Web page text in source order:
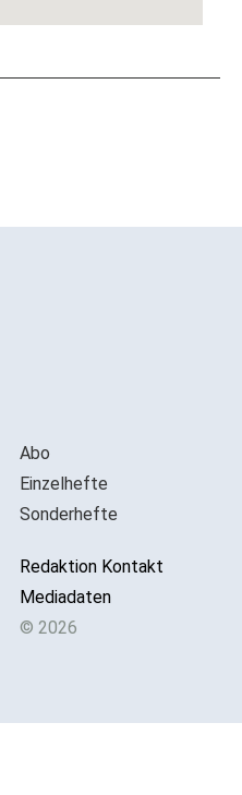
Abo
Einzelhefte
Sonderhefte
Redaktion Kontakt
Mediadaten
© 2026